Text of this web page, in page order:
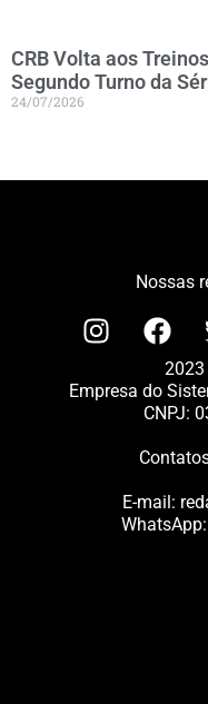
CRB Volta aos
Segundo Turno da
24/07/2026
Nossas
2023
Empresa do
CNPJ:
E-mail:
WhatsApp: